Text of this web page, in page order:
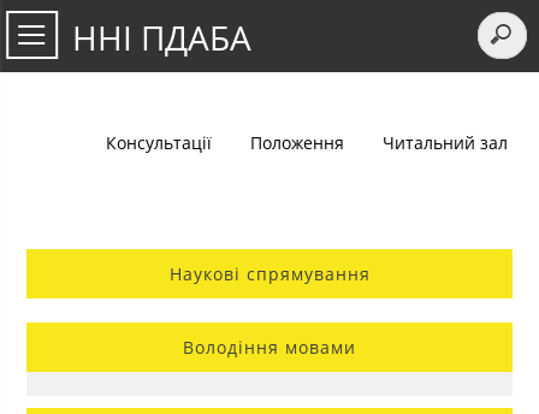
ННІ ПДАБА
Консультації Положення Читальний зал
Наукові спрямування
Володіння мовами